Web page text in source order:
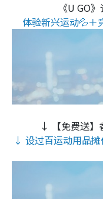
《U GO
体验新兴运动💦＋
↓ 【免费送】
↓ 设过百运动用品